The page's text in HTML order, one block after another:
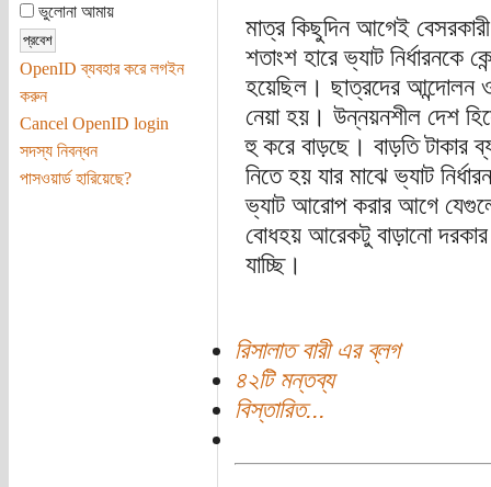
ভুলোনা আমায়
OpenID ব্যবহার করে লগইন
করুন
Cancel OpenID login
সদস্য নিবন্ধন
পাসওয়ার্ড হারিয়েছে?
মাত্র কিছুদিন আগেই
শতাংশ হারে ভ্যাট নির্ধারনকে
হয়েছিল। ছাত্রদের আন্দোলন ও
নেয়া হয়। উন্নয়নশীল দেশ
হু করে বাড়ছে। বাড়তি টাকার
নিতে হয় যার মাঝে ভ্যাট
ভ্যাট আরোপ করার আগে
বোধহয় আরেকটু বাড়ানো
যাচ্ছি।
রিসালাত বারী এর ব্লগ
৪২টি মন্তব্য
বিস্তারিত...